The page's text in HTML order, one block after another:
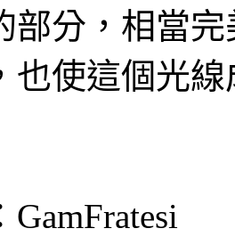
部分，相當
也使這個光